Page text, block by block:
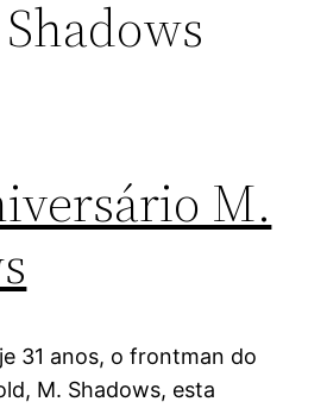
M.
31 anos, o frontman do
M. Shadows, esta